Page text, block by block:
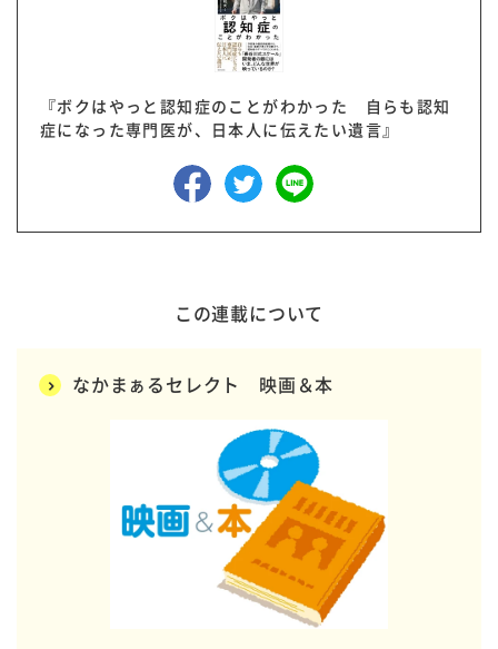
『ボクはやっと認知症のことがわかった 自らも認知
症になった専門医が、日本人に伝えたい遺言』
この連載について
なかまぁるセレクト 映画＆本